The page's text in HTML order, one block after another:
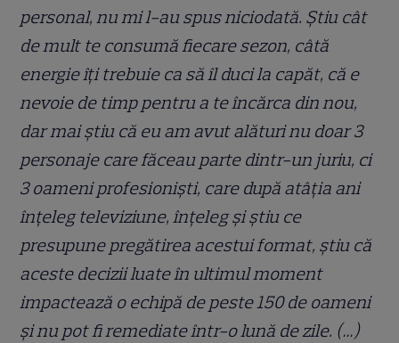
personal, nu mi l-au spus niciodată. Știu cât
de mult te consumă fiecare sezon, câtă
energie îți trebuie ca să îl duci la capăt, că e
nevoie de timp pentru a te încărca din nou,
dar mai știu că eu am avut alături nu doar 3
personaje care făceau parte dintr-un juriu, ci
3 oameni profesioniști, care după atâția ani
înțeleg televiziune, înțeleg și știu ce
presupune pregătirea acestui format, știu că
aceste decizii luate în ultimul moment
impactează o echipă de peste 150 de oameni
și nu pot fi remediate într-o lună de zile. (…)